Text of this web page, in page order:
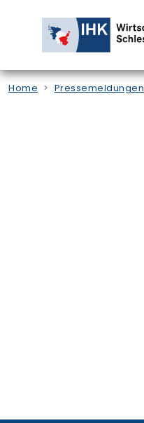
Home Pressemeldungen